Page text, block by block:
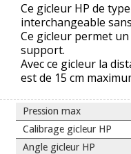
Ce gicleur HP de
interchangeable
Ce gicleur permet
support.
Avec ce gicleur la
est de 15 cm
Pression max
Calibrage gicleur HP
Angle gicleur HP